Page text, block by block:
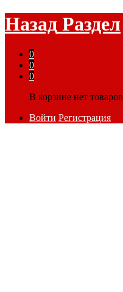
Назад Раздел
0
0
0
В корзине нет товаров
Войти Регистрация